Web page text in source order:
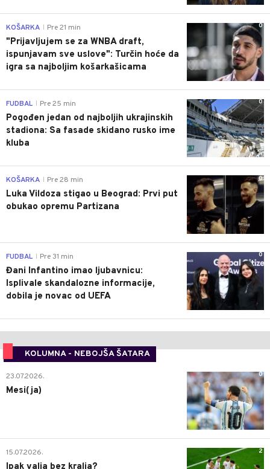
0
KOŠARKA Pre 21 min
"Prijavljujem se za WNBA draft,
ispunjavam sve uslove": Turčin hoće da
igra sa najboljim košarkašicama
0
FUDBAL Pre 25 min
Pogođen jedan od najboljih ukrajinskih
stadiona: Sa fasade skidano rusko ime
kluba
0
KOŠARKA Pre 28 min
Luka Vildoza stigao u Beograd: Prvi put
obukao opremu Partizana
0
FUDBAL Pre 31 min
Đani Infantino imao ljubavnicu:
Isplivale skandalozne informacije,
dobila je novac od UEFA
KOLUMNA - NEBOJŠA ŠATARA
0
23.07.2026.
Mesi(ja)
2
15.07.2026.